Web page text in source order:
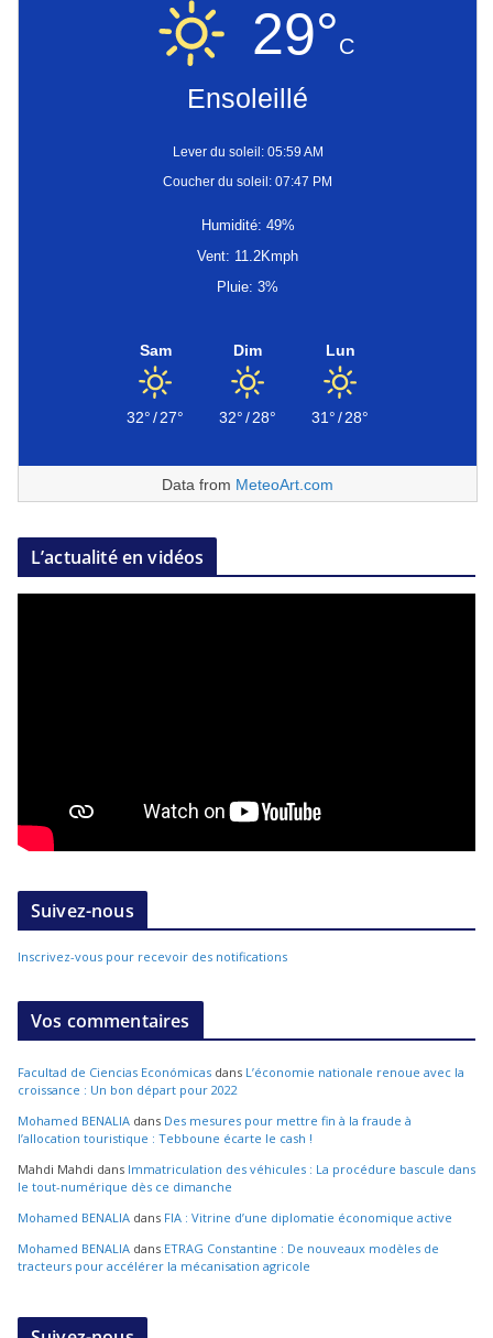
29°C
Ensoleillé
Lever du soleil: 05:59 AM
Coucher du soleil: 07:47 PM
Humidité: 49%
Vent: 11.2Kmph
Pluie: 3%
Sam
32°/27°
Dim
32°/28°
Lun
31°/28°
Data from MeteoArt.com
L’actualité en vidéos
Suivez-nous
Inscrivez-vous pour recevoir des notifications
Vos commentaires
Facultad de Ciencias Económicas dans L’économie nationale renoue avec la
croissance : Un bon départ pour 2022
Mohamed BENALIA dans Des mesures pour mettre fin à la fraude à
l’allocation touristique : Tebboune écarte le cash !
Mahdi Mahdi dans Immatriculation des véhicules : La procédure bascule dans
le tout-numérique dès ce dimanche
Mohamed BENALIA dans FIA : Vitrine d’une diplomatie économique active
Mohamed BENALIA dans ETRAG Constantine : De nouveaux modèles de
tracteurs pour accélérer la mécanisation agricole